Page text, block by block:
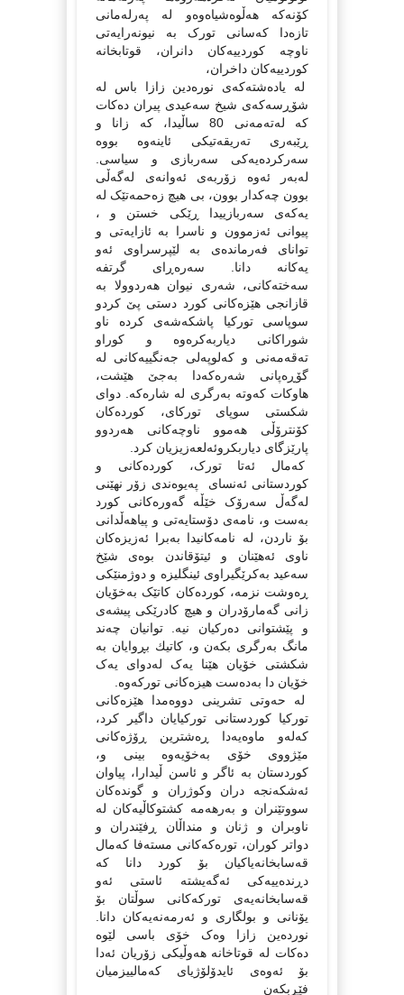
کۆنه‌که‌ هه‌ڵوه‌شیاه‌وه‌و له‌ په‌رله‌مانی
تازه‌دا که‌سانی تورک به‌ نیونه‌رایه‌تی
ناوچه‌ کوردییه‌کان دانران، قوتابخانه‌
کوردییه‌کان داخران،
له‌ یاده‌شته‌که‌ی نوره‌دین زازا باس له‌
شۆڕسه‌که‌ی شیخ سه‌عیدی پیران ده‌کات
که‌ له‌ته‌مه‌نی 80 ساڵیدا، که‌ زانا و
ڕێبه‌ری ته‌ریقه‌تیکی ئاینه‌وه‌ بووه‌
سه‌رکرده‌یه‌کی سه‌ربازی و سیاسی.
له‌به‌ر ئه‌وه‌ زۆربه‌ی ئه‌وانه‌ی له‌گه‌ڵی
بوون چه‌کدار بوون، بی هیچ زه‌حمه‌تێک له‌
یه‌که‌ی سه‌ربازییدا ڕێکی خستن و ،
پیوانی ئه‌زموون و ناسرا به‌ ئازایه‌تی و
توانای فه‌رمانده‌ی به‌ لێپرسراوی ئه‌و
یه‌کانه‌ دانا. سه‌ره‌ڕای گرتفه‌
سه‌خته‌کانی، شه‌ری نیوان هه‌ردوولا به‌
قازانجی هێزه‌کانی کورد دستی پێ کردو
سوپاسی تورکیا پاشکه‌شه‌ی کرده‌ ناو
شوراکانی دیاربه‌کره‌وه‌ و کوراو
ته‌قه‌مه‌نی و که‌لوپه‌لی جه‌نگییه‌کانی له‌
گۆڕه‌پانی شه‌ره‌که‌دا به‌جێ هێشت،
هاوکات که‌وته‌ به‌رگری له‌ شاره‌که‌. دوای
شکستی سوپای تورکای، کورده‌کان
کۆنترۆڵی هه‌موو ناوچه‌کانی هه‌ردوو
پارێزگای دیاربکروئه‌لعه‌زیزیان کرد.
که‌مال ئه‌تا تورک، کورده‌کانی و
کوردستانی ئه‌نسای په‌یوه‌ندی زۆر نهێنی
له‌گه‌ڵ سه‌رۆک خێڵه‌ گه‌وره‌کانی کورد
به‌ست و، نامه‌ی دۆستایه‌تی و پیاهه‌ڵدانی
بۆ ناردن، له‌ نامه‌کانیدا به‌برا ئه‌زیزه‌کان
ناوی ئه‌هێنان و ئیتۆقاندن بوه‌ی شێخ
سه‌عید به‌کرێگیراوی ئینگلیزه‌ و دوژمنێکی
ڕه‌وشت نزمه‌، کورده‌کان کاتێک به‌خۆیان
زانی گه‌مارۆدران و هیچ کادرێکی پیشه‌ی
و پێشتوانی ده‌رکیان نیه‌. توانیان چه‌ند
مانگ به‌رگری بکه‌ن و، کاتیك بڕوایان به‌
شکشتی خۆیان هێنا یه‌ک له‌دوای یه‌ک
خۆیان دا به‌ده‌ست هیزه‌کانی تورکه‌وه‌.
له‌ حه‌وتی تشرینی دووه‌مدا هێزه‌کانی
تورکیا کوردستانی تورکیایان داگیر کرد،
که‌له‌و ماوه‌یه‌دا ڕه‌شترین ڕۆژه‌کانی
مێژووی خۆی به‌خۆیه‌وه‌ بینی و،
کوردستان به‌ ئاگر و ئاسن ڵیدارا، پیاوان
ئه‌شکه‌نجه‌ دران وکوژران و گونده‌کان
سووتێنران و به‌رهه‌مه‌ کشتوکاڵیه‌کان له‌
ناوبران و ژنان و منداڵان ڕفێندران و
دواتر کوران، توره‌که‌کانی مسته‌فا که‌مال
قه‌سابخانه‌یاکیان بۆ کورد دانا که‌
دڕنده‌ییه‌کی ئه‌گه‌یشته‌ ئاستی ئه‌و
قه‌سابخانه‌یه‌ی تورکه‌کانی سوڵتان بۆ
یۆنانی و بولگاری و ئه‌رمه‌نه‌یه‌کان دانا.
نورده‌ین زازا وه‌ک خۆی باسی لێوه‌
ده‌کات له‌ قوتاخانه‌ هه‌وڵیکی زۆریان ئه‌دا
بۆ ئه‌وه‌ی ئایدۆلۆژیای که‌مالییزمیان
فێڕبکه‌ن